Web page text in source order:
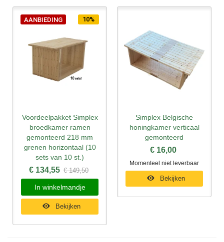
AANBIEDING 10%
Voordeelpakket Simplex
broedkamer ramen
gemonteerd 218 mm
grenen horizontaal (10
sets van 10 st.)
€ 134,55 € 149,50
In winkelmandje
Bekijken
Simplex Belgische
honingkamer verticaal
gemonteerd
€ 16,00
Momenteel niet leverbaar
Bekijken